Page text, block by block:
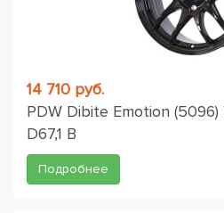
14 710 руб.
PDW Dibite Emotion (5096)
D67,1 B
Подробнее